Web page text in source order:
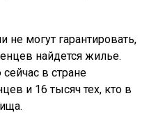
не могут гарантировать,
найдется жилье.
в стране
и 16 тысяч тех, кто в